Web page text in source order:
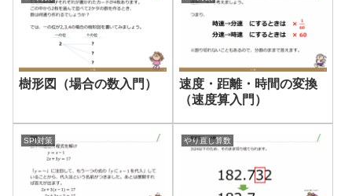
樹形図（場合の数入門）
速度・距離・時間の変換
（速度算入門）
SPI対策 やり直し算数